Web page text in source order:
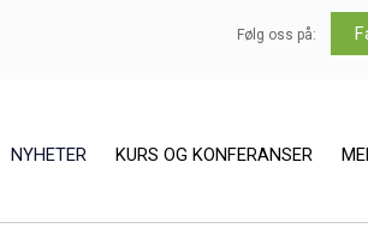
Følg oss på:
NYHETER KURS OG KONFERANSER